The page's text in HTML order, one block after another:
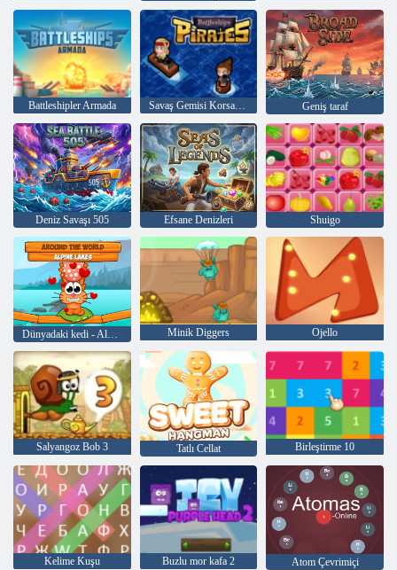
Battleshipler Armada Savaş Gemisi Korsanları Geniş taraf
Deniz Savaşı 505 Efsane Denizleri Shuigo
Minik Diggers Ojello
Salyangoz Bob 3 Tatlı Cellat Birleştirme 10
Kelime Kuşu Buzlu mor kafa 2 Atom Çevrimiçi